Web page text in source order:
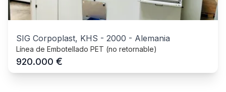
SIG Corpoplast, KHS - 2000 - Alemania
Línea de Embotellado PET (no retornable)
920.000 €